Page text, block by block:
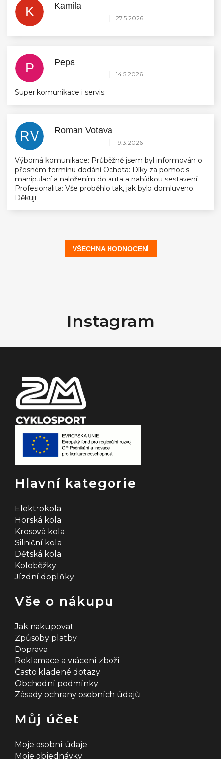
K Kamila
Hodnocení obchodu je 5 z 5 hvězdiček.
| 27.5.2026
P Pepa
Hodnocení obchodu je 5 z 5 hvězdiček.
| 14.5.2026
Super komunikace i servis.
RV Roman Votava
Hodnocení obchodu je 5 z 5 hvězdiček.
| 19.3.2026
Výborná komunikace: Průběžně jsem byl informován o
přesném termínu dodání Ochota: Díky za pomoc s
manipulací a naložením do auta a nabídkou sestavení
Profesionalita: Vše proběhlo tak, jak bylo domluveno.
Děkuji
VŠECHNA HODNOCENÍ
t
Instagram
Hlavní kategorie
Elektrokola
Horská kola
Krosová kola
Silniční kola
Dětská kola
Koloběžky
Jízdní doplňky
Vše o nákupu
Jak nakupovat
Způsoby platby
Doprava
Reklamace a vrácení zboží
Často kladené dotazy
Obchodní podmínky
Zásady ochrany osobních údajů
Můj účet
Moje osobní údaje
Moje objednávky